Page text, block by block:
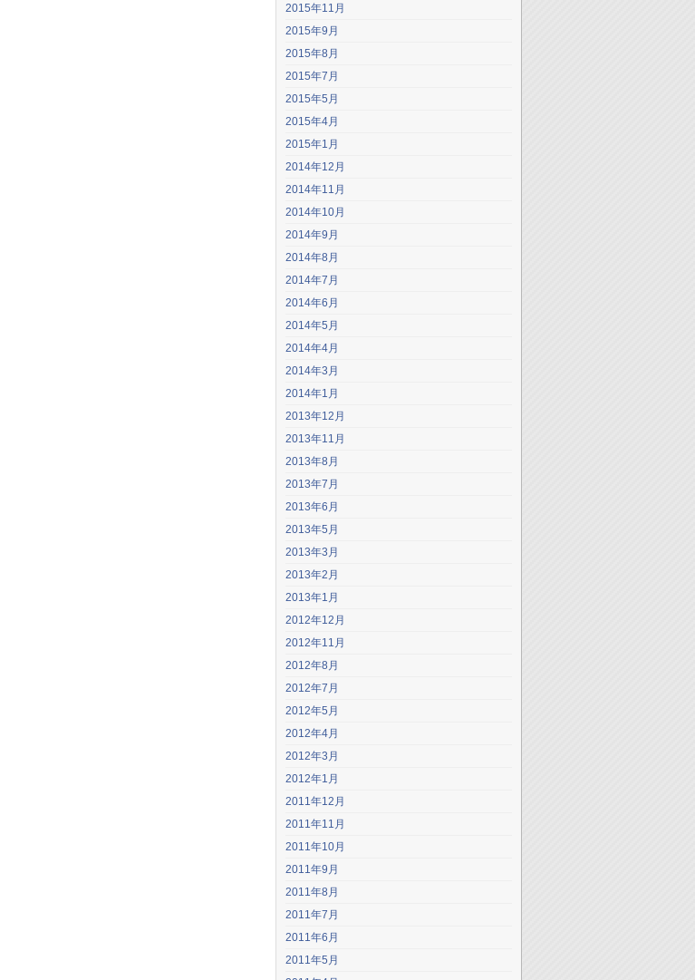
2015年11月
2015年9月
2015年8月
2015年7月
2015年5月
2015年4月
2015年1月
2014年12月
2014年11月
2014年10月
2014年9月
2014年8月
2014年7月
2014年6月
2014年5月
2014年4月
2014年3月
2014年1月
2013年12月
2013年11月
2013年8月
2013年7月
2013年6月
2013年5月
2013年3月
2013年2月
2013年1月
2012年12月
2012年11月
2012年8月
2012年7月
2012年5月
2012年4月
2012年3月
2012年1月
2011年12月
2011年11月
2011年10月
2011年9月
2011年8月
2011年7月
2011年6月
2011年5月